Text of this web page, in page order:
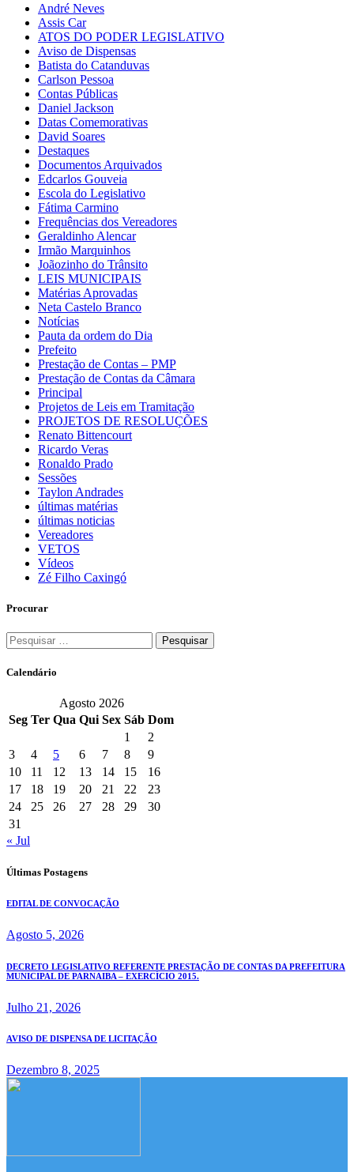
André Neves
Assis Car
ATOS DO PODER LEGISLATIVO
Aviso de Dispensas
Batista do Catanduvas
Carlson Pessoa
Contas Públicas
Daniel Jackson
Datas Comemorativas
David Soares
Destaques
Documentos Arquivados
Edcarlos Gouveia
Escola do Legislativo
Fátima Carmino
Frequências dos Vereadores
Geraldinho Alencar
Irmão Marquinhos
Joãozinho do Trânsito
LEIS MUNICIPAIS
Matérias Aprovadas
Neta Castelo Branco
Notícias
Pauta da ordem do Dia
Prefeito
Prestação de Contas – PMP
Prestação de Contas da Câmara
Principal
Projetos de Leis em Tramitação
PROJETOS DE RESOLUÇÕES
Renato Bittencourt
Ricardo Veras
Ronaldo Prado
Sessões
Taylon Andrades
últimas matérias
últimas noticias
Vereadores
VETOS
Vídeos
Zé Filho Caxingó
Procurar
Pesquisar
por:
Calendário
Agosto 2026
Seg Ter Qua Qui Sex Sáb Dom
1
2
3
4 5 6 7 8
9
10
11 12 13 14 15
16
17
18 19 20 21 22
23
24
25 26 27 28 29
30
31
« Jul
Últimas Postagens
EDITAL DE CONVOCAÇÃO
Agosto 5, 2026
DECRETO LEGISLATIVO REFERENTE PRESTAÇÃO DE CONTAS DA PREFEITURA
MUNICIPAL DE PARNAIBA – EXERCÍCIO 2015.
Julho 21, 2026
AVISO DE DISPENSA DE LICITAÇÃO
Dezembro 8, 2025